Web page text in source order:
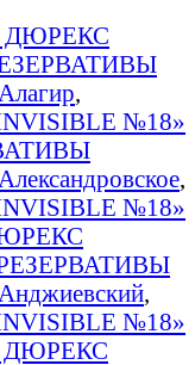
ДЮРЕКС
,
№18»
,
№18»
,
№18»
ДЮРЕКС